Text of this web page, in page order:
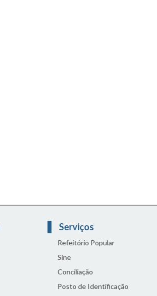
Serviços
Refeitório Popular
Sine
Conciliação
Posto de Identificação